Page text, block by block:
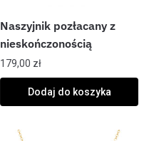
Naszyjnik pozłacany z
nieskończonością
179,00 zł
Dodaj do koszyka